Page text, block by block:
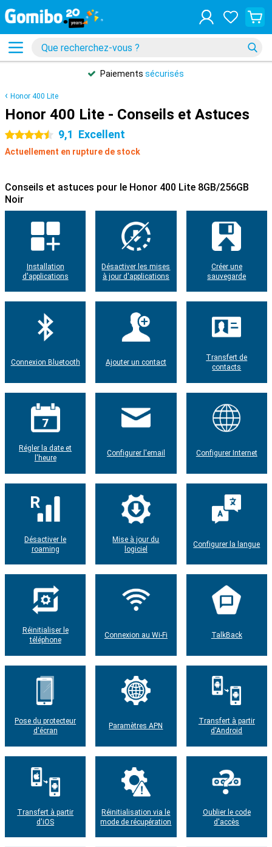
Paiements sécurisés
Honor 400 Lite
Honor 400 Lite - Conseils et Astuces
4.5 étoiles 9,1 Excellent
Actuellement en rupture de stock
Conseils et astuces pour le Honor 400 Lite 8GB/256GB
Noir
Installation
d'applications
Désactiver les mises
à jour d'applications
Créer une
sauvegarde
Connexion Bluetooth Ajouter un contact
Transfert de
contacts
Régler la date et
l'heure
Configurer l'email Configurer Internet
Désactiver le
roaming
Mise à jour du
logiciel
Configurer la langue
Réinitialiser le
téléphone
Connexion au Wi-Fi TalkBack
Pose du protecteur
d'écran
Paramètres APN
Transfert à partir
d'Android
Transfert à partir
d'iOS
Réinitialisation via le
mode de récupération
Oublier le code
d'accès